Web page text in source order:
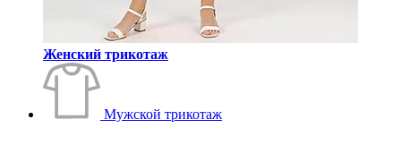
Женский трикотаж
Мужской трикотаж